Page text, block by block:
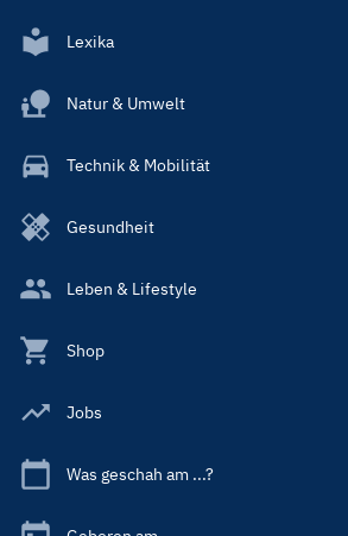
Lexika
Natur & Umwelt
Technik & Mobilität
Gesundheit
Leben & Lifestyle
Shop
Jobs
Was geschah am ...?